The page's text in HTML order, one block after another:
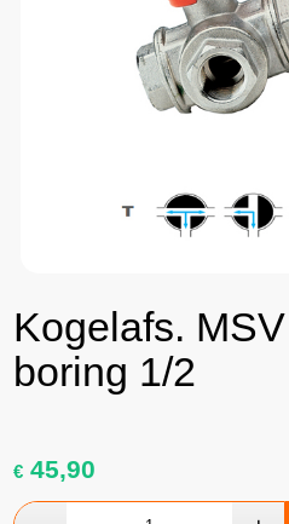
Kogelafs.
boring 1/2
€ 45,90